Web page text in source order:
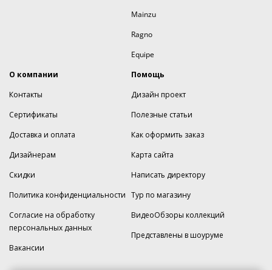
Mainzu
Ragno
Equipe
О компании
Контакты
Сертификаты
Доставка и оплата
Дизайнерам
Скидки
Политика конфиденциальности
Согласие на обработку
персональных данных
Вакансии
Помощь
Дизайн проект
Полезные статьи
Как оформить заказ
Карта сайта
Написать директору
Тур по магазину
ВидеоОбзоры коллекций
Представлены в шоуруме